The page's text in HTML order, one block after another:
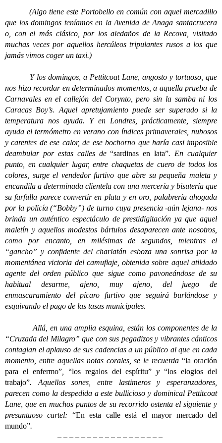
(Algo tiene este Portobello en común con aquel mercadillo
que los domingos teníamos en la Avenida de Anaga santacrucera
o, con el más clásico, por los aledaños de la Recova, visitado
muchas veces por aquellos hercúleos tripulantes rusos a los que
jamás vimos coger un taxi.)
Y los domingos, a Pettitcoat Lane, angosto y tortuoso, que
nos hizo recordar en determinados momentos, a aquella prueba de
Carnavales en el callejón del Corynto, pero sin la samba ni los
Caracas Boy’s. Aquel apretujamiento puede ser superado si la
temperatura nos ayuda. Y en Londres, prácticamente, siempre
ayuda el termómetro en verano con índices primaverales, nubosos
y carentes de ese calor, de ese bochorno que haría casi imposible
deambular por estas calles de“sardinas en lata”. En cualquier
punto, en cualquier lugar, entre chaquetas de cuero de todos los
colores, surge el vendedor furtivo que abre su pequeña maleta y
encandila a determinada clientela con una mercería y bisutería que
su farfulla parece convertir en plata y en oro, palabrería ahogada
por la policía (“Bobby”) de turno cuya presencia -aún lejana- nos
brinda un auténtico espectáculo de prestidigitación ya que aquel
maletín y aquellos modestos bártulos desaparecen ante nosotros,
como por encanto, en milésimas de segundos, mientras el
“gancho” y confidente del charlatán esboza una sonrisa por la
momentánea victoria del camuflaje, obtenida sobre aquel atildado
agente del orden público que sigue como pavoneándose de su
habitual desarme, ajeno, muy ajeno, del juego de
enmascaramiento del pícaro furtivo que seguirá burlándose y
esquivando el pago de las tasas municipales.
Allá, en una amplia esquina, están los componentes de la
“Cruzada del Milagro” que con sus pegadizos y vibrantes cánticos
contagian el aplauso de sus cadencias a un público al que en cada
momento, entre aquellas notas corales, se le recuerda“la oración
para el enfermo”, “los regalos del espíritu” y“los elogios del
trabajo”. Aquellos sones, entre lastimeros y esperanzadores,
parecen como la despedida a este bullicioso y dominical Pettitcoat
Lane, que en muchos puntos de su recorrido ostenta el siguiente y
presuntuoso cartel: “En esta calle está el mayor mercado del
mundo”.
– – – – – – – – – – – – – – – – – –